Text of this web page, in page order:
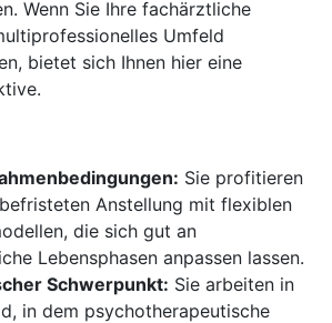
Wenn Sie Ihre fachärztliche
Umfeld
bietet sich Ihnen hier eine
Sie profitieren
Anstellung mit flexiblen
die sich gut an
Lebensphasen anpassen lassen.
Schwerpunkt: Sie arbeiten in
in dem psychotherapeutische